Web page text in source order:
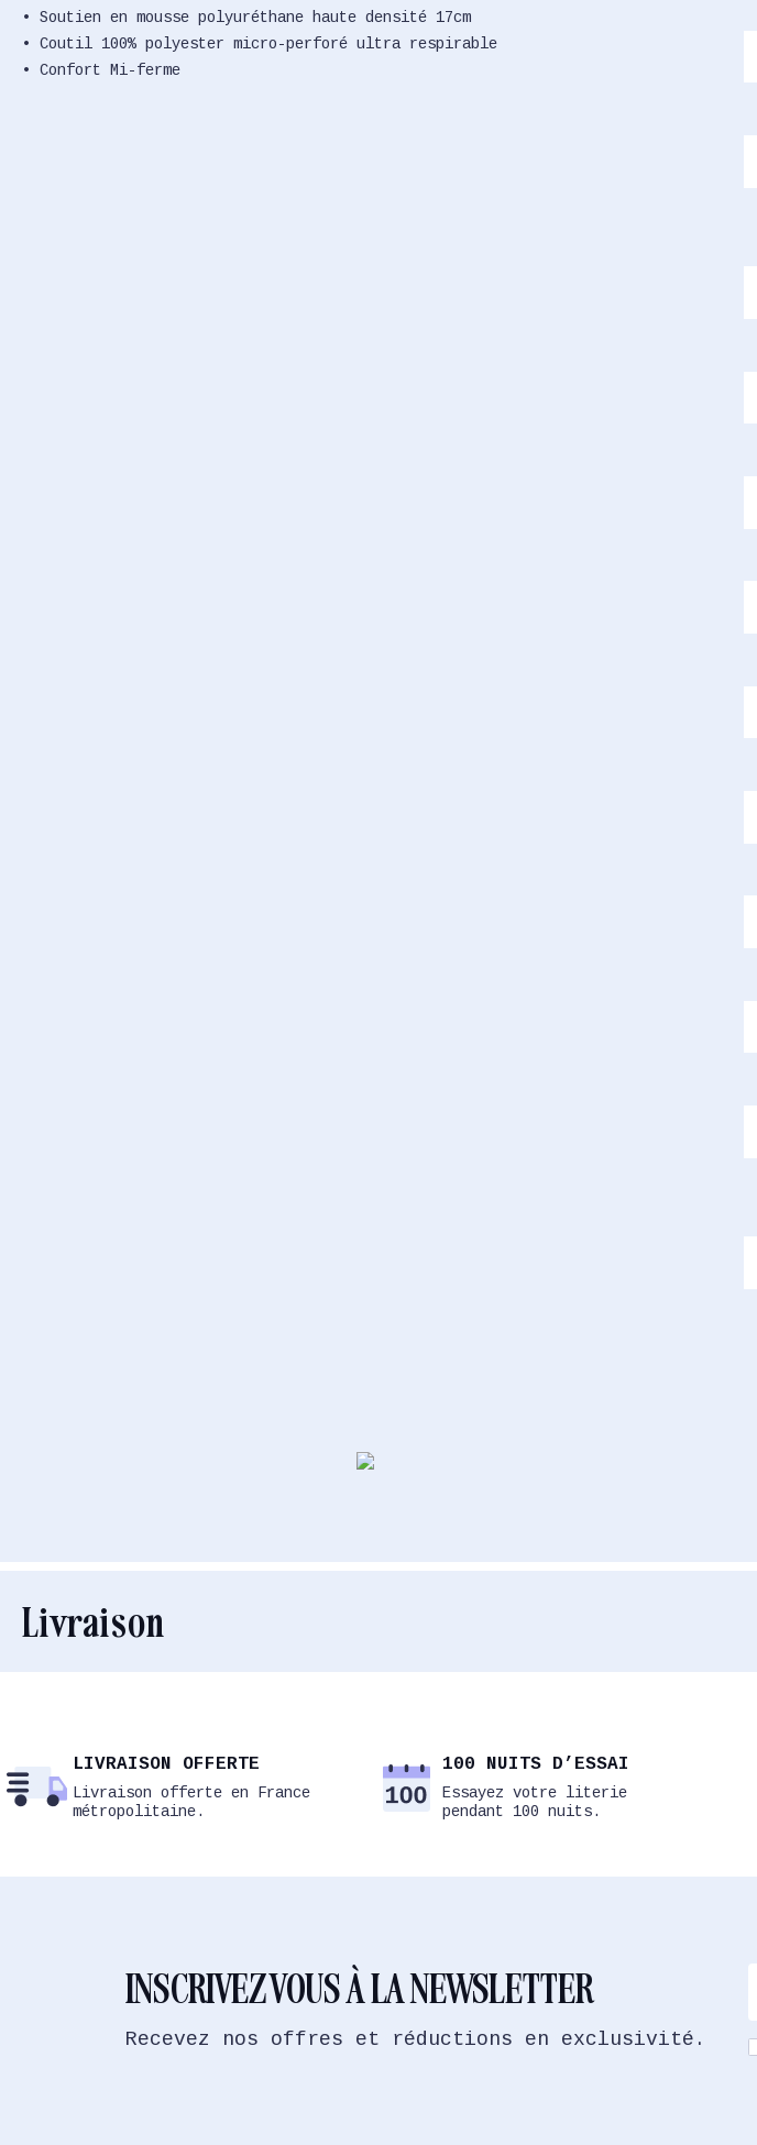
• Soutien en mousse polyuréthane haute densité 17cm
• Coutil 100% polyester micro-perforé ultra respirable
• Confort Mi-ferme
Livraison
LIVRAISON OFFERTE
Livraison offerte en France
métropolitaine.
100 NUITS D’ESSAI
Essayez votre literie
pendant 100 nuits.
INSCRIVEZ VOUS À LA NEWSLETTER
Recevez nos offres et réductions en exclusivité.